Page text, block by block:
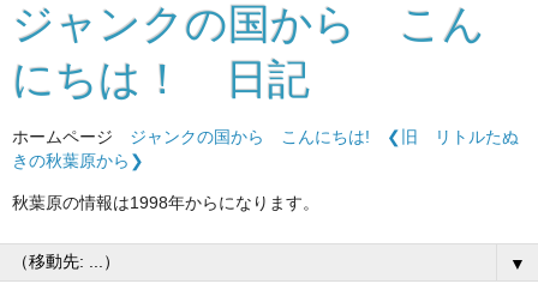
ジャンクの国から こん
にちは！ 日記
ホームページ ジャンクの国から こんにちは!
❮旧 リトルたぬ
きの秋葉原から❯
秋葉原の情報は1998年からになります。
▼